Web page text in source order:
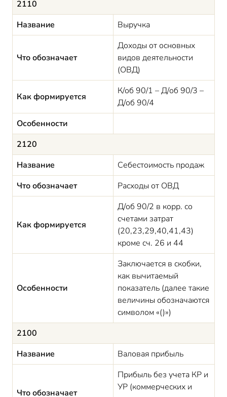
2110
Название
Выручка
Что обозначает
Доходы от основных
видов деятельности
(ОВД)
Как формируется
К/об 90/1 – Д/об 90/3 –
Д/об 90/4
Особенности
2120
Название
Себестоимость продаж
Что обозначает
Расходы от ОВД
Как формируется
Д/об 90/2 в корр. со
счетами затрат
(20,23,29,40,41,43)
кроме сч. 26 и 44
Особенности
Заключается в скобки,
как вычитаемый
показатель (далее такие
величины обозначаются
символом «()»)
2100
Название
Валовая прибыль
Что обозначает
Прибыль без учета КР и
УР (коммерческих и